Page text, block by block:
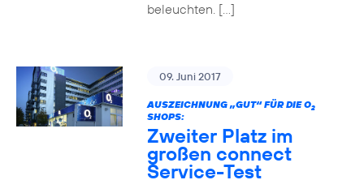
beleuchten. […]
09. Juni 2017
AUSZEICHNUNG „GUT“ FÜR DIE O2
SHOPS:
Zweiter Platz im
großen connect
Service-Test